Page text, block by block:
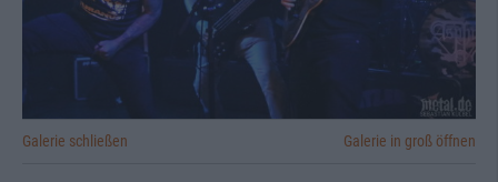
Galerie schließen Galerie in groß öffnen